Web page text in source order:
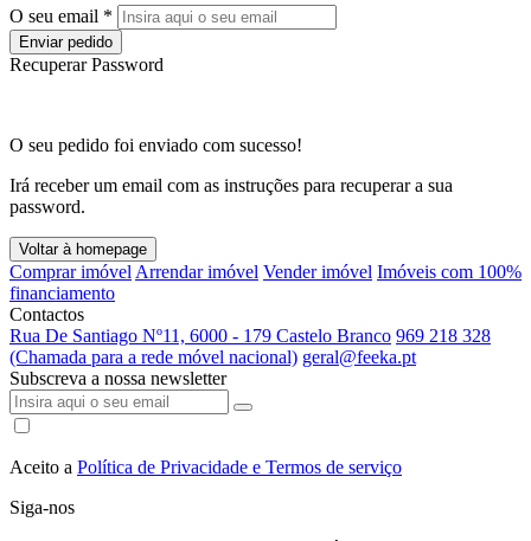
O seu email *
Enviar pedido
Recuperar Password
O seu pedido foi enviado com sucesso!
Irá receber um email com as instruções para recuperar a sua
password.
Voltar à homepage
Comprar imóvel Arrendar imóvel Vender imóvel Imóveis com 100%
financiamento
Contactos
Rua De Santiago Nº11, 6000 - 179 Castelo Branco 969 218 328
(Chamada para a rede móvel nacional) geral@feeka.pt
Subscreva a nossa newsletter
Aceito a Política de Privacidade e Termos de serviço
Siga-nos